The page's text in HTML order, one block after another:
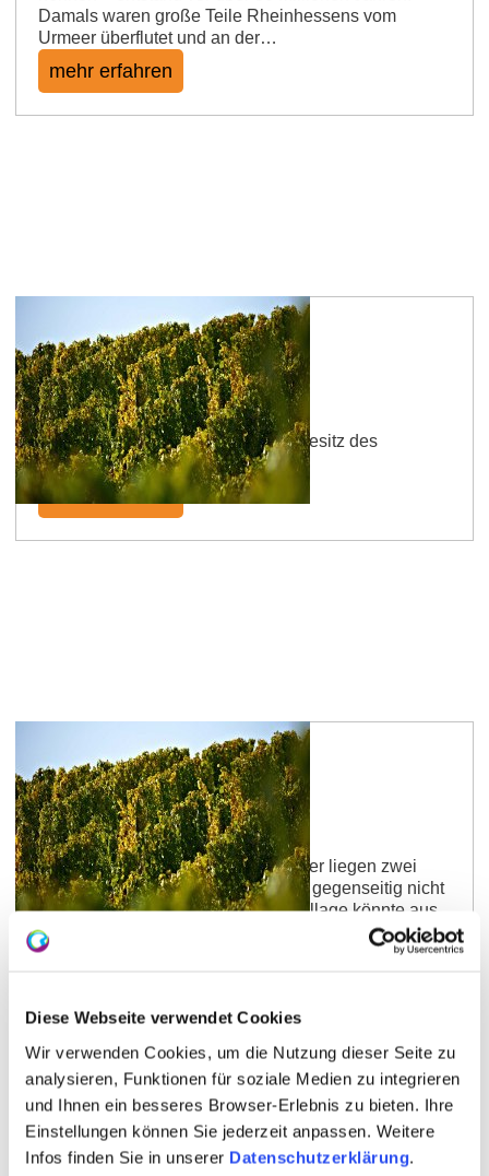
Diese Webseite verwendet Cookies
Wir verwenden Cookies, um die Nutzung dieser Seite zu
analysieren, Funktionen für soziale Medien zu integrieren
und Ihnen ein besseres Browser-Erlebnis zu bieten. Ihre
Einstellungen können Sie jederzeit anpassen. Weitere
Infos finden Sie in unserer Datenschutzerklärung.
Damals waren große Teile Rheinhessens vom
Urmeer überflutet und an der…
mehr erfahren
Flonheimer Klostergarten
Die Bezeichnung beruht auf dem Besitz des
Flonheimer Chorherrenstifts.
mehr erfahren
Flonheimer Rotenpfad
Rodung, Rot? Rasten am Trullo Hier liegen zwei
Namens-Ansätze vor, die sich aber gegenseitig nicht
ausschließen: Der Name der Einzellage könnte aus
dem Wort „Rode“ entstammen und „Wüstung“
bedeuten. Wüstungen sind aufgegebene Siedlungen
Einzellage befindet sich in unmittelbarer Nähe zu
vor allem auf Löss, auch…
mehr erfahren